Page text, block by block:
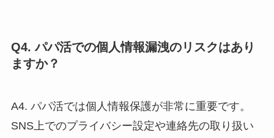
Q4. パパ活での個人情報漏洩のリスクはあり
ますか？
A4. パパ活では個人情報保護が非常に重要です。
SNS上でのプライバシー設定や連絡先の取り扱い